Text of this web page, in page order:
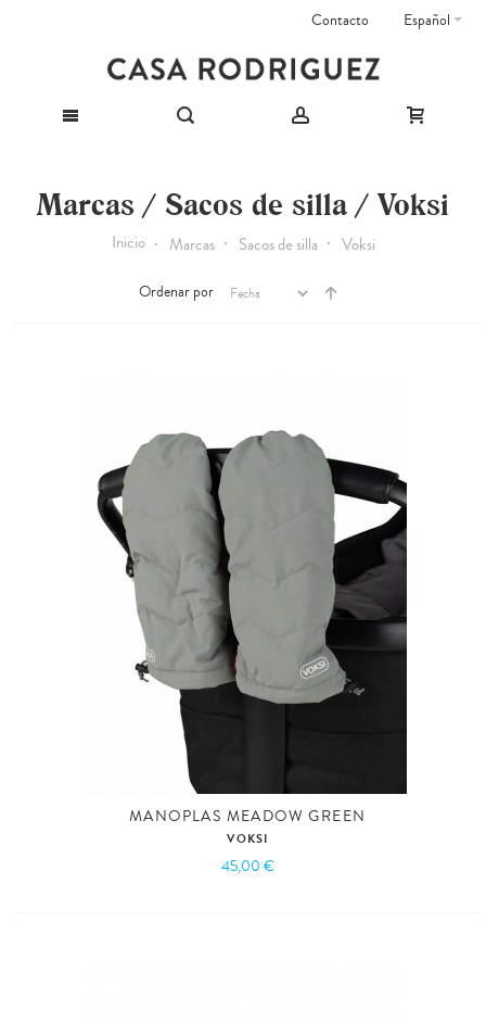
Español
Contacto
Marcas / Sacos de silla / Voksi
Inicio Marcas Sacos de silla Voksi
Ordenar por
MANOPLAS MEADOW GREEN
VOKSI
45,00 €